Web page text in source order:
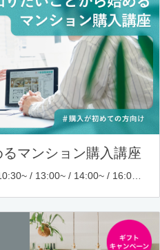
マンション購入講座